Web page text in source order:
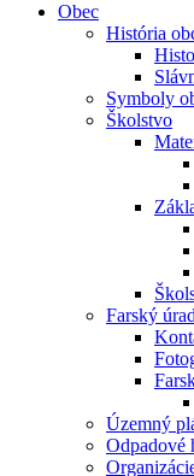
Obec
História
Symboly
Školstvo
Farský úrad
Územný
Odpadové